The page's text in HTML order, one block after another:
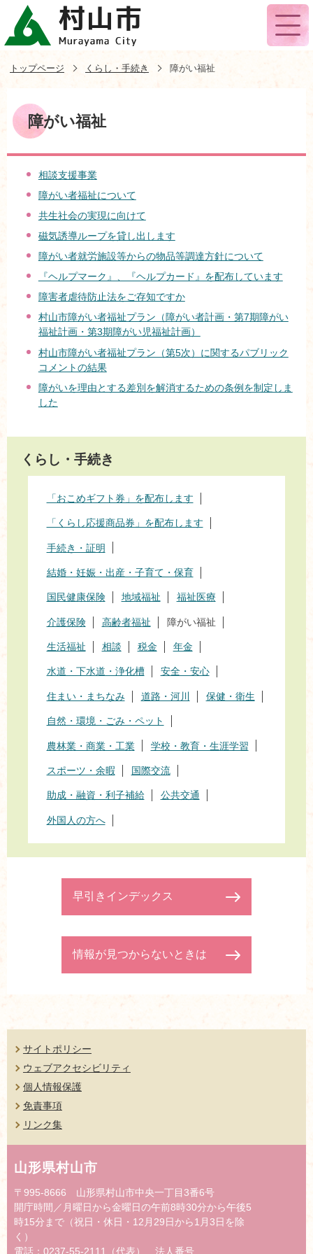
トップページ くらし・手続き 障がい福祉
障がい福祉
相談支援事業
障がい者福祉について
共生社会の実現に向けて
磁気誘導ループを貸し出します
障がい者就労施設等からの物品等調達方針について
『ヘルプマーク』、『ヘルプカード』を配布しています
障害者虐待防止法をご存知ですか
村山市障がい者福祉プラン（障がい者計画・第7期障がい
福祉計画・第3期障がい児福祉計画）
村山市障がい者福祉プラン（第5次）に関するパブリック
コメントの結果
障がいを理由とする差別を解消するための条例を制定しま
した
くらし・手続き
「おこめギフト券」を配布します
「くらし応援商品券」を配布します
手続き・証明
結婚・妊娠・出産・子育て・保育
国民健康保険 地域福祉 福祉医療
介護保険 高齢者福祉 障がい福祉
生活福祉 相談 税金 年金
水道・下水道・浄化槽 安全・安心
住まい・まちなみ 道路・河川 保健・衛生
自然・環境・ごみ・ペット
農林業・商業・工業 学校・教育・生涯学習
スポーツ・余暇 国際交流
助成・融資・利子補給 公共交通
外国人の方へ
早引きインデックス
情報が見つからないときは
サイトポリシー
ウェブアクセシビリティ
個人情報保護
免責事項
リンク集
山形県村山市
〒995-8666 山形県村山市中央一丁目3番6号
開庁時間／月曜日から金曜日の午前8時30分から午後5
時15分まで（祝日・休日・12月29日から1月3日を除
く）
電話：0237-55-2111（代表） 法人番号